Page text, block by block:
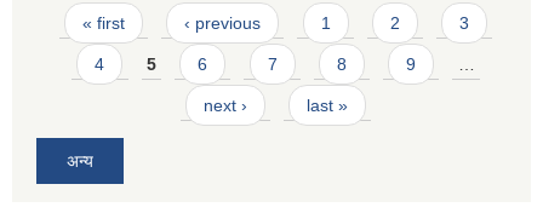
Pages
« first ‹ previous 1 2 3
4 5 6 7 8 9
next › last »
अन्य